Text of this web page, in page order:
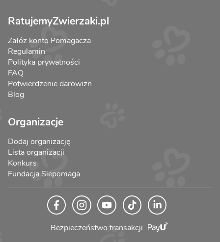
RatujemyZwierzaki.pl
Załóż konto Pomagacza
Regulamin
Polityka prywatności
FAQ
Potwierdzenie darowizn
Blog
Organizacje
Dodaj organizację
Lista organizacji
Konkurs
Fundacja Siepomaga
Bezpieczeństwo transakcji